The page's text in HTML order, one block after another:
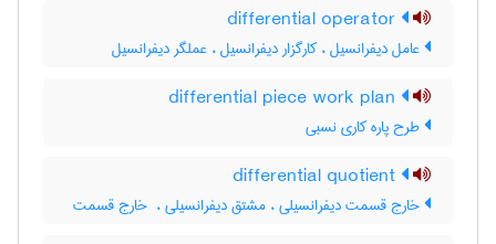
عامل دیفرانسیل ، کارگزار دیفرانسیل ، عملگر دیفرانسیل
طرح پاره کاری نسبی
خارج قسمت دیفرانسیلی ، مشتق دیفرانسیلی ، ‌ خارج قسمت